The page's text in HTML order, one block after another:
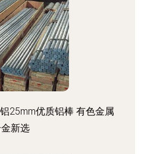
25mm优质铝棒 有色金属
新选